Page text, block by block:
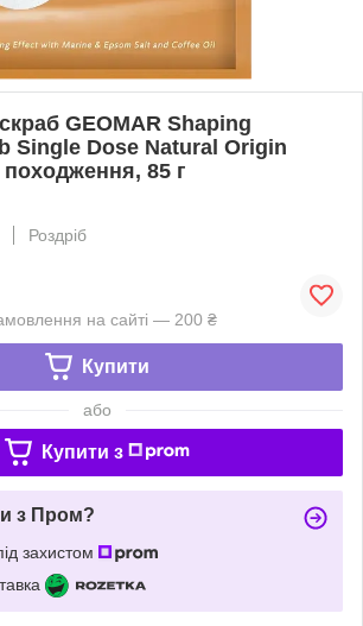
GEOMAR Shaping
Single Dose Natural Origin
85 г
Роздріб
на сайті — 200 ₴
Купити
або
Купити з
з Пром?
захистом